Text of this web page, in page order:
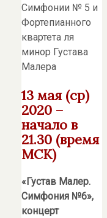
Симфонии № 5 и
Фортепианного
квартета ля
минор Густава
Малера
13 мая (ср)
2020 –
начало в
21.30 (время
МСК)
«Густав Малер.
Симфония №6»,
концерт